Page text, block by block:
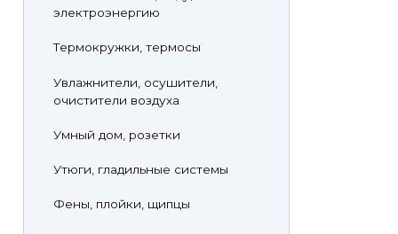
электроэнергию
Термокружки, термосы
Увлажнители, осушители,
очистители воздуха
Умный дом, розетки
Утюги, гладильные системы
Фены, плойки, щипцы